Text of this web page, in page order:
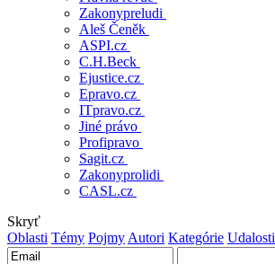
Zakonypreludi
Aleš Čeněk
ASPI.cz
C.H.Beck
Ejustice.cz
Epravo.cz
ITpravo.cz
Jiné právo
Profipravo
Sagit.cz
Zakonyprolidi
CASL.cz
Skryť
Oblasti Témy Pojmy Autori Kategórie Udalosti